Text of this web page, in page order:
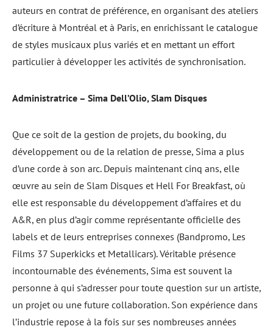
auteurs en contrat de préférence, en organisant des ateliers
d’écriture à Montréal et à Paris, en enrichissant le catalogue
de styles musicaux plus variés et en mettant un effort
particulier à développer les activités de synchronisation.
Administratrice – Sima Dell’Olio, Slam Disques
Que ce soit de la gestion de projets, du booking, du
développement ou de la relation de presse, Sima a plus
d’une corde à son arc. Depuis maintenant cinq ans, elle
œuvre au sein de Slam Disques et Hell For Breakfast, où
elle est responsable du développement d’affaires et du
A&R, en plus d’agir comme représentante officielle des
labels et de leurs entreprises connexes (Bandpromo, Les
Films 37 Superkicks et Metallicars). Véritable présence
incontournable des événements, Sima est souvent la
personne à qui s’adresser pour toute question sur un artiste,
un projet ou une future collaboration. Son expérience dans
l’industrie repose à la fois sur ses nombreuses années